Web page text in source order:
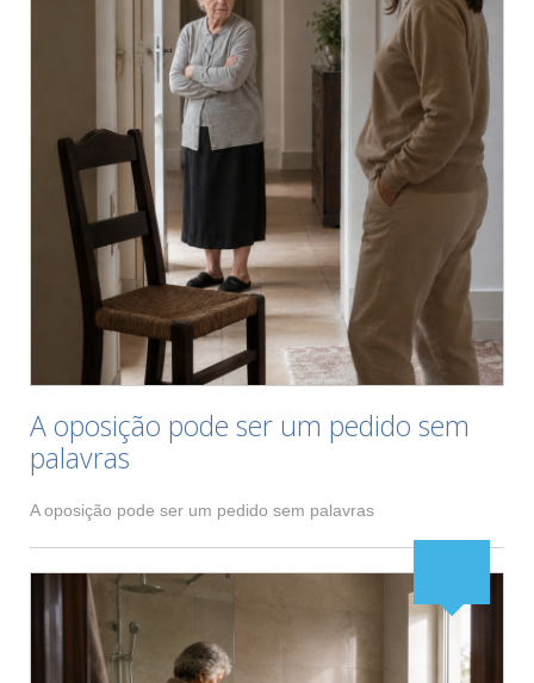
A oposição pode ser um pedido sem
palavras
A oposição pode ser um pedido sem palavras